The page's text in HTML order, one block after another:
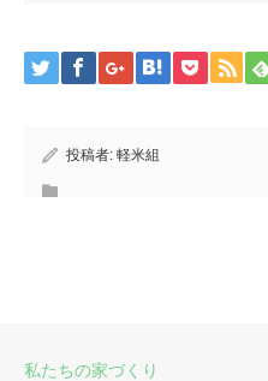
投稿者: 軽米組
私たちの家づくり